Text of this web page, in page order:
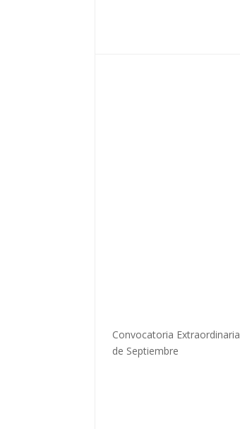
Convocatoria Extraordinaria
de Septiembre